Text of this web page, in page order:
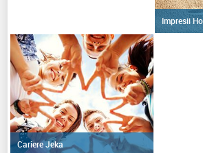
Impresii
Cariere Jeka